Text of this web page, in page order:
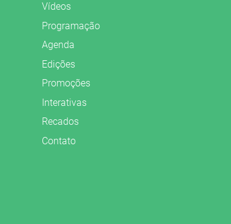
Vídeos
Programação
Agenda
Edições
Promoções
Interativas
Recados
Contato